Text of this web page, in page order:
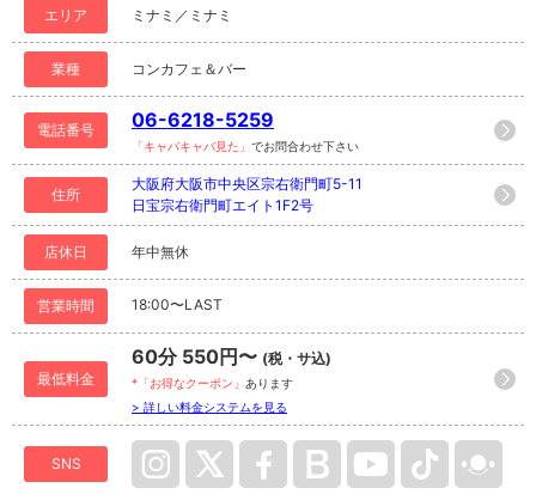
エリア ミナミ／ミナミ
業種 コンカフェ＆バー
電話番号 06-6218-5259
「キャバキャバ見た」 でお問合わせ下さい
住所
大阪府大阪市中央区宗右衛門町5-11
日宝宗右衛門町エイト1F2号
店休日 年中無休
営業時間 18:00〜LAST
最低料金
60分 550円〜 (税・サ込)
*「お得なクーポン」 あります
> 詳しい料金システムを見る
SNS